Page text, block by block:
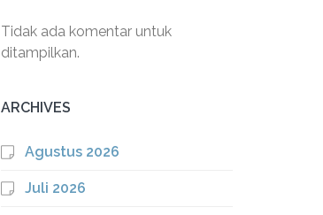
Tidak ada komentar untuk
ditampilkan.
ARCHIVES
Agustus 2026
Juli 2026